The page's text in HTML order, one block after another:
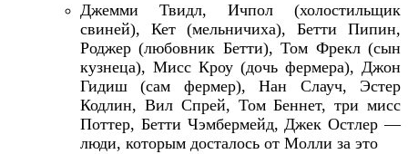
Джемми Твидл, Ичпол (холостильщик
свиней), Кет (мельничиха), Бетти Пипин,
Роджер (любовник Бетти), Том Фрекл (сын
кузнеца), Мисс Кроу (дочь фермера), Джон
Гидиш (сам фермер), Нан Слауч, Эстер
Кодлин, Вил Спрей, Том Беннет, три мисс
Поттер, Бетти Чэмбермейд, Джек Остлер —
люди, которым досталось от Молли за это